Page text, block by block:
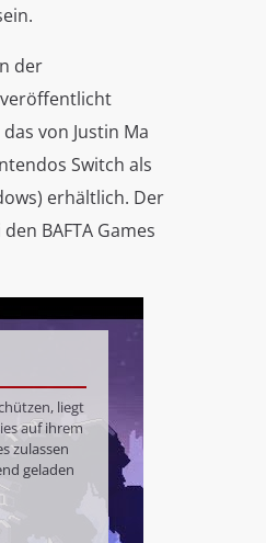
der
von Justin Ma
Switch als
erhältlich. Der
BAFTA Games
liegt
auf ihrem
zulassen
geladen